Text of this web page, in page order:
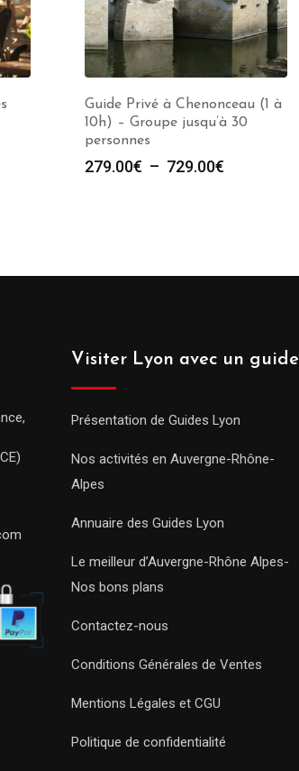
Guide Privé à Chenonceau (1 à
10h) – Groupe jusqu’à 30
personnes
279.00€ – 729.00€
Visiter Lyon avec un guide
Présentation de Guides Lyon
Nos activités en Auvergne-Rhône-
Alpes
Annuaire des Guides Lyon
Le meilleur d’Auvergne-Rhône Alpes-
Nos bons plans
Contactez-nous
Conditions Générales de Ventes
Mentions Légales et CGU
Politique de confidentialité